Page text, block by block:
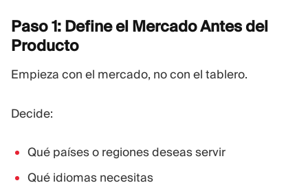
Paso 1: Define el Mercado Antes del
Producto
Empieza con el mercado, no con el tablero.
Decide:
Qué países o regiones deseas servir
Qué idiomas necesitas